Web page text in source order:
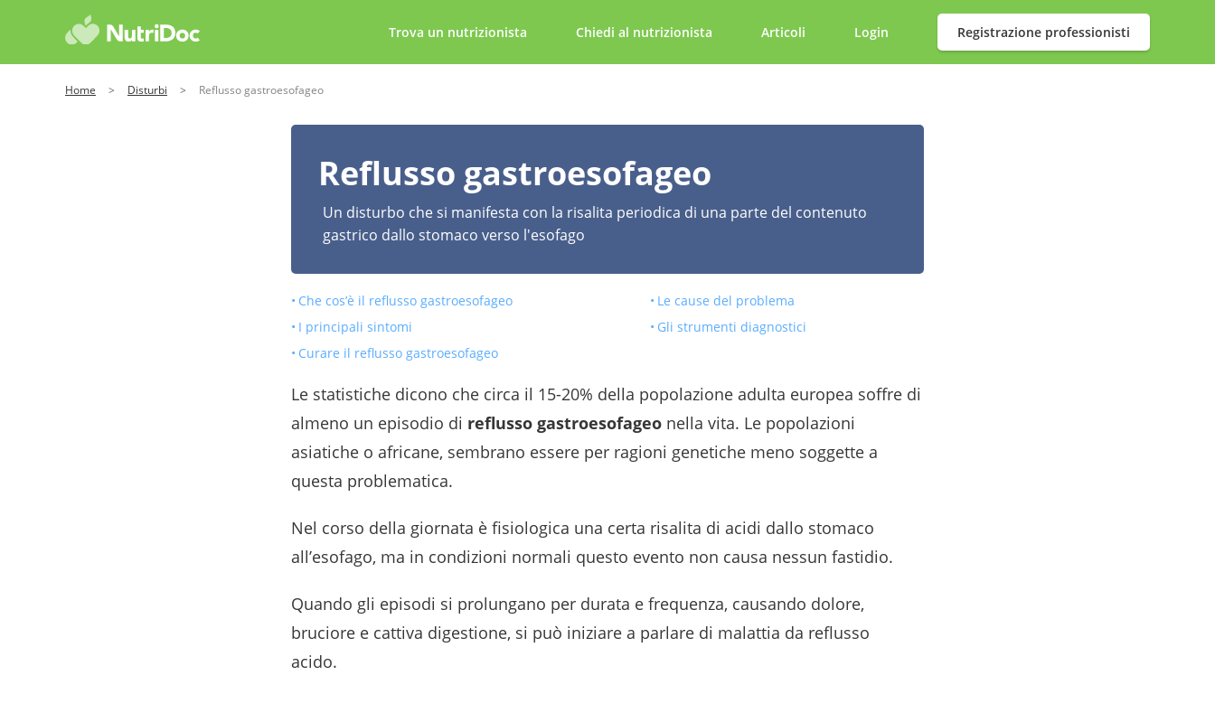
Trova un nutrizionista Chiedi al nutrizionista Articoli Login Registrazione professionisti
Home > Disturbi > Reflusso gastroesofageo
Reflusso gastroesofageo
Un disturbo che si manifesta con la risalita periodica di una parte del contenuto
gastrico dallo stomaco verso l'esofago
Che cos’è il reflusso gastroesofageo
Le cause del problema
I principali sintomi
Gli strumenti diagnostici
Curare il reflusso gastroesofageo
Le statistiche dicono che circa il 15-20% della popolazione adulta europea soffre di
almeno un episodio di reflusso gastroesofageo nella vita. Le popolazioni
asiatiche o africane, sembrano essere per ragioni genetiche meno soggette a
questa problematica.
Nel corso della giornata è fisiologica una certa risalita di acidi dallo stomaco
all’esofago, ma in condizioni normali questo evento non causa nessun fastidio.
Quando gli episodi si prolungano per durata e frequenza, causando dolore,
bruciore e cattiva digestione, si può iniziare a parlare di malattia da reflusso
acido.